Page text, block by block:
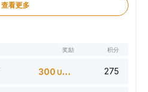
查看更多
奖励 积分
300 USDT 275